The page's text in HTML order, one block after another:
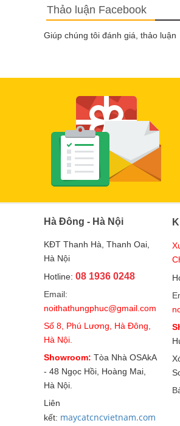
Thảo luận Facebook
Giúp chúng tôi đánh giá, thảo luận
Hà Đông - Hà Nội
KĐT Thanh Hà, Thanh Oai,
Hà Nội
Hotline: 08 1936 0248
Email:
noithathungphuc@gmail.com
Số 8, Phú Lương, Hà Đông,
Hà Nội.
Showroom: Tòa Nhà OSAkA
- 48 Ngọc Hồi, Hoàng Mai,
Hà Nội.
Liên
kết: maycatcncvietnam.com